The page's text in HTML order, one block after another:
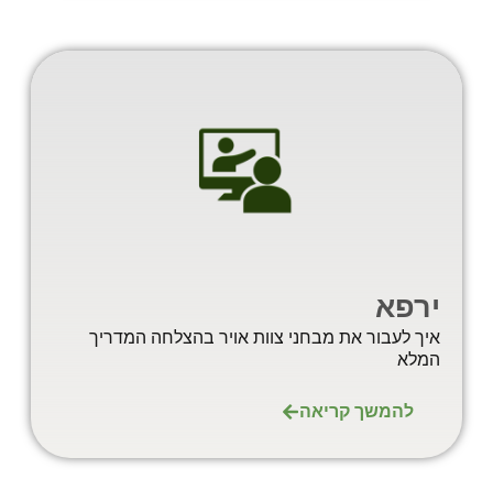
ירפא
איך לעבור את מבחני צוות אויר בהצלחה המדריך
המלא
להמשך קריאה